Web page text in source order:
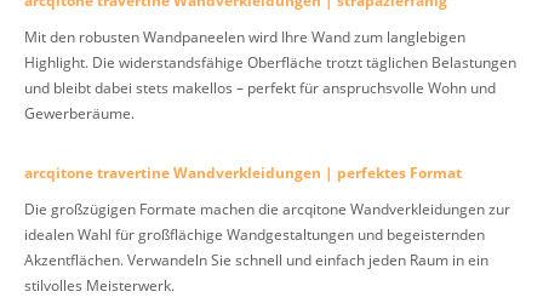
Mit den robusten Wandpaneelen wird Ihre Wand zum langlebigen
Highlight. Die widerstandsfähige Oberfläche trotzt täglichen Belastungen
und bleibt dabei stets makellos – perfekt für anspruchsvolle Wohn und
Gewerberäume.
arcqitone travertine Wandverkleidungen | perfektes Format
Die großzügigen Formate machen die arcqitone Wandverkleidungen zur
idealen Wahl für großflächige Wandgestaltungen und begeisternden
Akzentflächen. Verwandeln Sie schnell und einfach jeden Raum in ein
stilvolles Meisterwerk.